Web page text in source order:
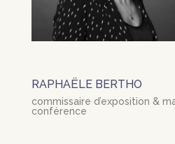
RAPHAËLE BERTHO
commissaire d’exposition &
conférence